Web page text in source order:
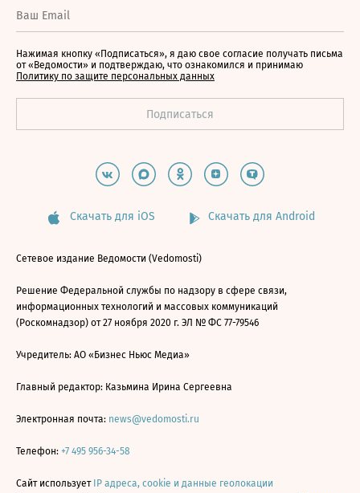
Нажимая кнопку «Подписаться», я даю свое согласие получать письма
от «Ведомости» и подтверждаю, что ознакомился и принимаю
Политику по защите персональных данных
Скачать для iOS Скачать для Android
Сетевое издание Ведомости (Vedomosti)
Решение Федеральной службы по надзору в сфере связи,
информационных технологий и массовых коммуникаций
(Роскомнадзор) от 27 ноября 2020 г. ЭЛ № ФС 77-79546
Учредитель: АО «Бизнес Ньюс Медиа»
Главный редактор: Казьмина Ирина Сергеевна
Электронная почта: news@vedomosti.ru
Телефон: +7 495 956-34-58
Сайт использует IP адреса, cookie и данные геолокации